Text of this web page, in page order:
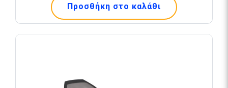
Προσθήκη στο καλάθι